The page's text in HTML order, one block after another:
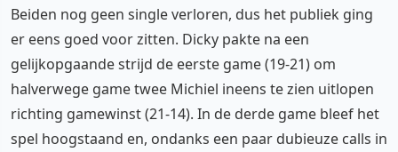
Beiden nog geen single verloren, dus het publiek ging
er eens goed voor zitten. Dicky pakte na een
gelijkopgaande strijd de eerste game (19-21) om
halverwege game twee Michiel ineens te zien uitlopen
richting gamewinst (21-14). In de derde game bleef het
spel hoogstaand en, ondanks een paar dubieuze calls in